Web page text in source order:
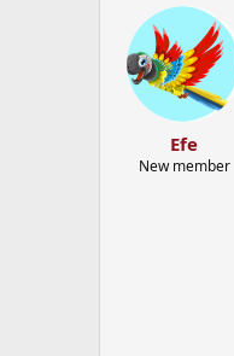
ş
l
a
n
g
ı
ç
t
Efe
New member